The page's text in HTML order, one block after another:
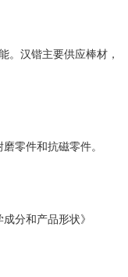
。汉锴主要供应棒材，
零件和抗磁零件。
分和产品形状》